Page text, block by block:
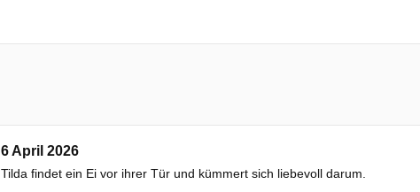
6 April 2026
Tilda findet ein Ei vor ihrer Tür und kümmert sich liebevoll darum.